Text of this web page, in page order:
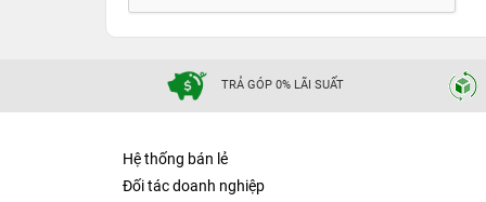
TRẢ GÓP 0% LÃI SUẤT
Hệ thống bán lẻ
Đối tác doanh nghiệp